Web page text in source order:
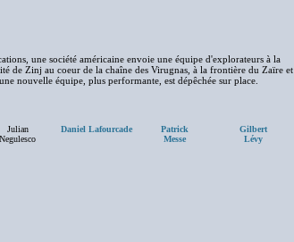
une société américaine envoie une équipe d'explorateurs à la
de Zinj au coeur de la chaîne des Virugnas, à la frontière du Zaïre et
nouvelle équipe, plus performante, est dépêchée sur place.
Julian
Negulesco
Daniel Lafourcade
Patrick
Messe
Gilbert
Lévy